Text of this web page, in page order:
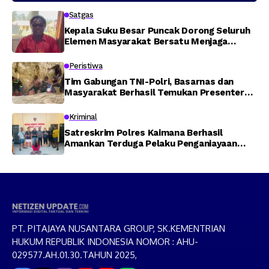
Satgas
Kepala Suku Besar Puncak Dorong Seluruh
Elemen Masyarakat Bersatu Menjaga
Peristiwa
Tim Gabungan TNI-Polri, Basarnas dan
Masyarakat Berhasil Temukan Presenter
Memti
Kriminal
Satreskrim Polres Kaimana Berhasil
Amankan Terduga Pelaku Penganiayaan
PT. PITAJAYA NUSANTARA GROUP, SK.KEMENTRIAN
HUKUM REPUBLIK INDONESIA NOMOR : AHU-
029577.AH.01.30.TAHUN 2025,